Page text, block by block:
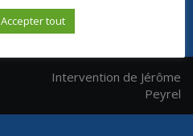
Intervention de Jérôme
Peyrel
Accepter tout